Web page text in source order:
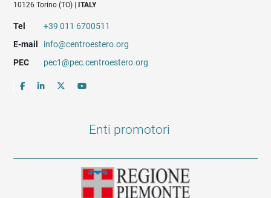
10126 Torino (TO) |
ITALY
Tel
+39 011 6700511
E-mail
info@centroestero.org
PEC
pec1@pec.centroestero.org
Enti promotori